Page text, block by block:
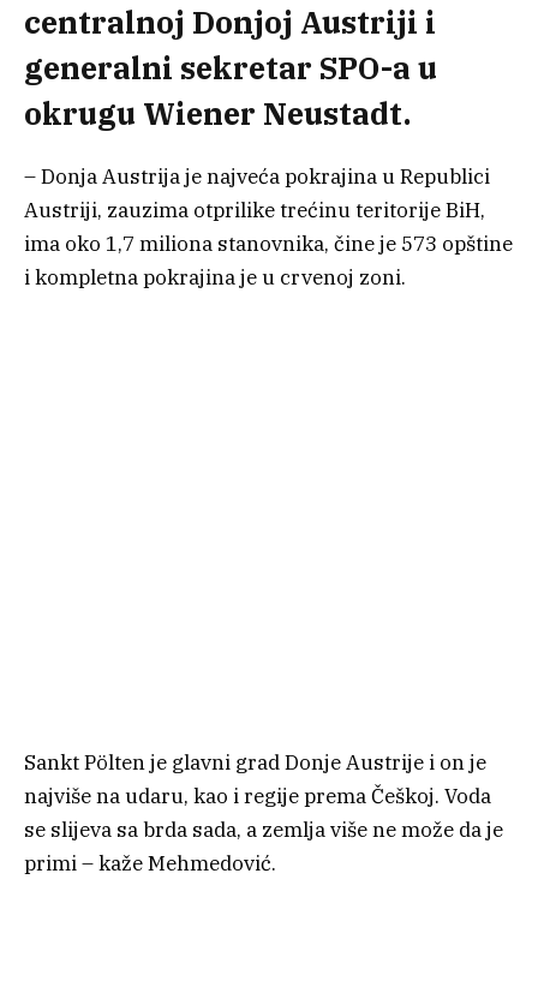
centralnoj Donjoj Austriji i
generalni sekretar SPO-a u
okrugu Wiener Neustadt.
– Donja Austrija je najveća pokrajina u Republici
Austriji, zauzima otprilike trećinu teritorije BiH,
ima oko 1,7 miliona stanovnika, čine je 573 opštine
i kompletna pokrajina je u crvenoj zoni.
Sankt Pölten je glavni grad Donje Austrije i on je
najviše na udaru, kao i regije prema Češkoj. Voda
se slijeva sa brda sada, a zemlja više ne može da je
primi – kaže Mehmedović.